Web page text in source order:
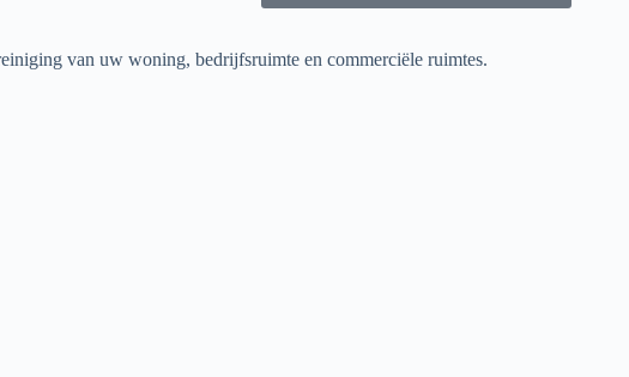
van uw woning, bedrijfsruimte en commerciële ruimtes.